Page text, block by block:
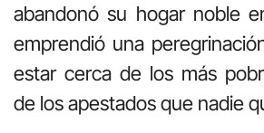
abandonó su hogar noble
emprendió una
estar cerca de los más
de los apestados que nadie